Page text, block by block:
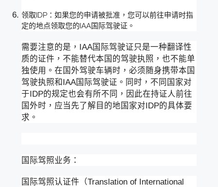
领取IDP：如果您的申请被批准，您可以前往申请时指
定的地点领取您的IAA国际驾驶证。
需要注意的是，IAA国际驾驶证只是一种翻译性
质的证件，不能替代本国的驾驶执照，也不能单
独使用。在国外驾驶车辆时，必须随身携带本国
驾驶执照和IAA国际驾驶证。同时，不同国家对
于IDP的规定也会有所不同，因此在持证人前往
国外时，应当先了解目的地国家对IDP的具体要
求。
国际驾照业务：
国际驾照认证件（Translation of International